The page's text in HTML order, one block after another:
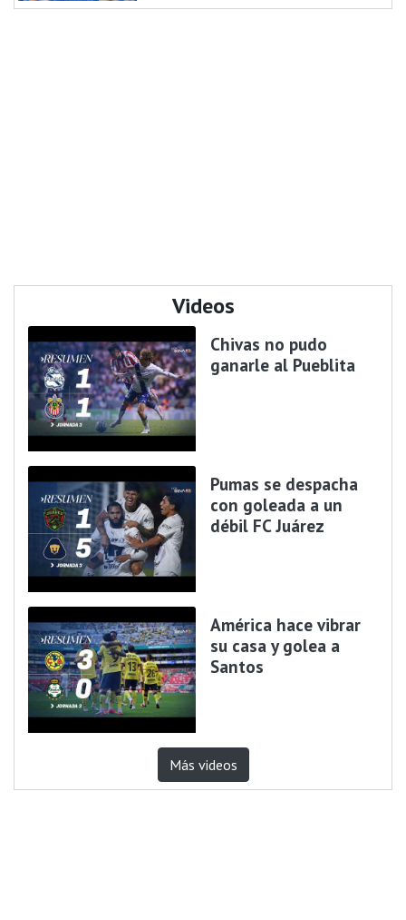
Videos
Chivas no pudo
ganarle al Pueblita
Pumas se despacha
con goleada a un
débil FC Juárez
América hace vibrar
su casa y golea a
Santos
Más videos